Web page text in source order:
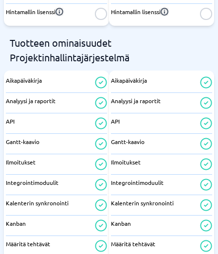
Hintamallin lisenssi Hintamallin lisenssi
Tuotteen ominaisuudet
Projektinhallintajärjestelmä
Aikapäiväkirja
Analyysi ja raportit
API
Gantt-kaavio
Ilmoitukset
Integrointimoduulit
Kalenterin synkronointi
Kanban
Määritä tehtävät
Aikapäiväkirja
Analyysi ja raportit
API
Gantt-kaavio
Ilmoitukset
Integrointimoduulit
Kalenterin synkronointi
Kanban
Määritä tehtävät